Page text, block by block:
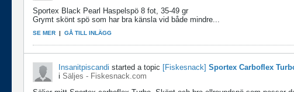
Sportex Black Pearl Haspelspö 8 fot, 35-49 gr
Grymt skönt spö som har bra känsla vid både mindre...
SE MER GÅ TILL INLÄGG
Insanitpiscandi started a topic [Fiskesnack] Sportex Carboflex
i Säljes - Fiskesnack.com